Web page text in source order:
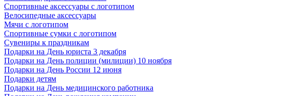
Спортивные аксессуары с логотипом
Велосипедные аксессуары
Мячи с логотипом
Спортивные сумки с логотипом
Сувениры к праздникам
Подарки на День юриста 3 декабря
Подарки на День полиции (милиции) 10 ноября
Подарки на День России 12 июня
Подарки детям
Подарки на День медицинского работника